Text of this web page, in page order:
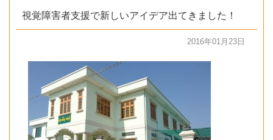
視覚障害者支援で新しいアイデア出てきました！
2016年01月23日